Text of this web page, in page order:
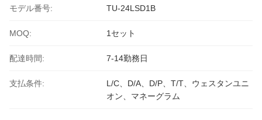
モデル番号: TU-24LSD1B
MOQ: 1セット
配達時間: 7-14勤務日
支払条件:
L/C、D/A、D/P、T/T、ウェスタンユニ
オン、マネーグラム